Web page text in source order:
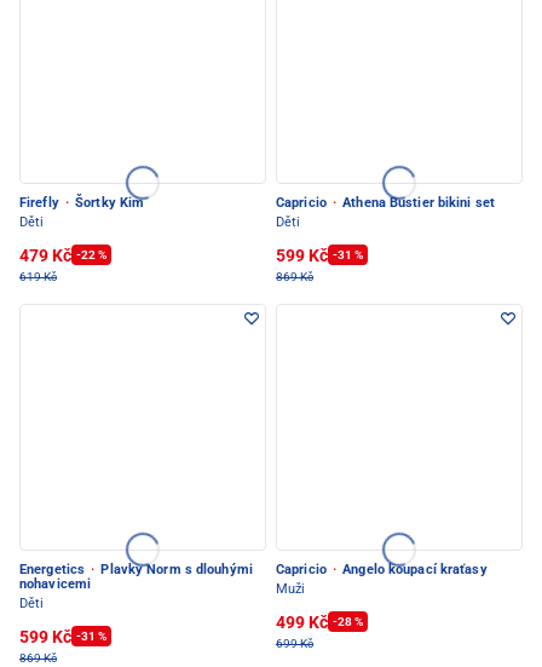
Firefly · Šortky Kim
Děti
479 Kč -22 %
619 Kč
Capricio · Athena Bustier bikini set
Děti
599 Kč -31 %
869 Kč
Energetics · Plavky Norm s dlouhými
nohavicemi
Děti
599 Kč -31 %
869 Kč
Capricio · Angelo koupací kraťasy
Muži
499 Kč -28 %
699 Kč